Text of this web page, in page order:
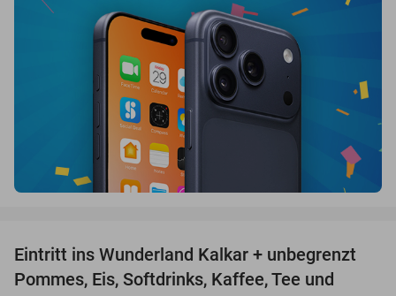
32%
Eintritt ins Wunderland Kalkar + unbegrenzt
Pommes, Eis, Softdrinks, Kaffee, Tee und